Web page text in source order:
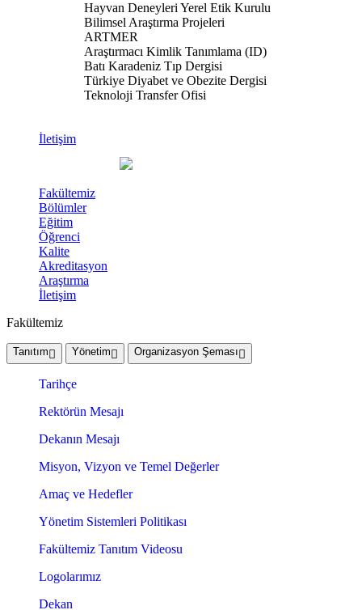
Hayvan Deneyleri Yerel Etik Kurulu
Bilimsel Araştırma Projeleri
ARTMER
Araştırmacı Kimlik Tanımlama (ID)
Batı Karadeniz Tıp Dergisi
Türkiye Diyabet ve Obezite Dergisi
Teknoloji Transfer Ofisi
İletişim
Fakültemiz
Bölümler
Eğitim
Öğrenci
Kalite
Akreditasyon
Araştırma
İletişim
Fakültemiz
Tanıtım Yönetim Organizasyon Şeması
Tarihçe
Rektörün Mesajı
Dekanın Mesajı
Misyon, Vizyon ve Temel Değerler
Amaç ve Hedefler
Yönetim Sistemleri Politikası
Fakültemiz Tanıtım Videosu
Logolarımız
Dekan